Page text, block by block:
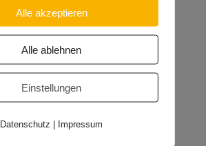
die Europachaussee richtige
Gewerbesteuer ist falsches Signal
Bund und Land mit in der Verantwortung
Infrastruktur für die Europachaussee
Alle akzeptieren
Alle ablehnen
Einstellungen
Datenschutz | Impressum